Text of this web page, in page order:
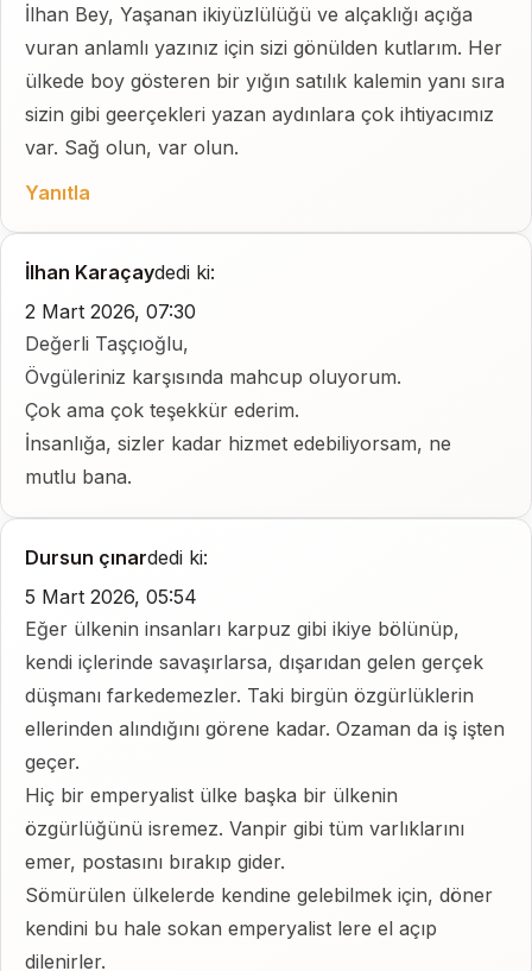
İlhan Bey, Yaşanan ikiyüzlülüğü ve alçaklığı açığa
vuran anlamlı yazınız için sizi gönülden kutlarım. Her
ülkede boy gösteren bir yığın satılık kalemin yanı sıra
sizin gibi geerçekleri yazan aydınlara çok ihtiyacımız
var. Sağ olun, var olun.
Yanıtla
İlhan Karaçaydedi ki:
2 Mart 2026, 07:30
Değerli Taşçıoğlu,
Övgüleriniz karşısında mahcup oluyorum.
Çok ama çok teşekkür ederim.
İnsanlığa, sizler kadar hizmet edebiliyorsam, ne
mutlu bana.
Dursun çınardedi ki:
5 Mart 2026, 05:54
Eğer ülkenin insanları karpuz gibi ikiye bölünüp,
kendi içlerinde savaşırlarsa, dışarıdan gelen gerçek
düşmanı farkedemezler. Taki birgün özgürlüklerin
ellerinden alındığını görene kadar. Ozaman da iş işten
geçer.
Hiç bir emperyalist ülke başka bir ülkenin
özgürlüğünü isremez. Vanpir gibi tüm varlıklarını
emer, postasını bırakıp gider.
Sömürülen ülkelerde kendine gelebilmek için, döner
kendini bu hale sokan emperyalist lere el açıp
dilenirler.